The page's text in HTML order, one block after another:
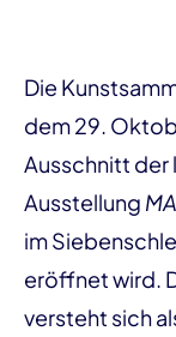
Die
dem 29.
Ausschnitt
Ausstellung
im
eröffnet wird.
versteht sich